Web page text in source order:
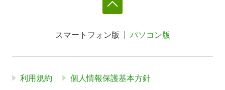
スマートフォン版 パソコン版
利用規約 個人情報保護基本方針